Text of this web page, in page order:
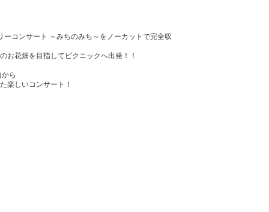
コンサート ～みちのみち～をノーカットで完全収
お花畑を目指してピクニックへ出発！！
ら
楽しいコンサート！